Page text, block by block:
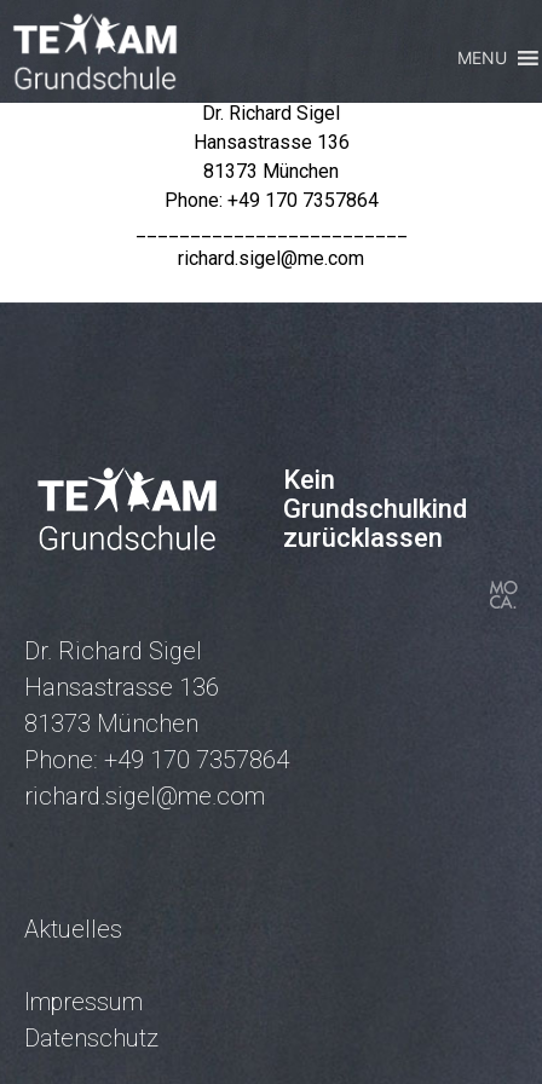
MENU
Kontakt
Dr. Richard Sigel
Hansastrasse 136
81373 München
Phone: +49 170 7357864
richard.sigel@me.com
Kein
Grundschulkind
zurücklassen
Dr. Richard Sigel
Hansastrasse 136
81373 München
Phone: +49 170 7357864
richard.sigel@me.com
Aktuelles
Impressum
Datenschutz